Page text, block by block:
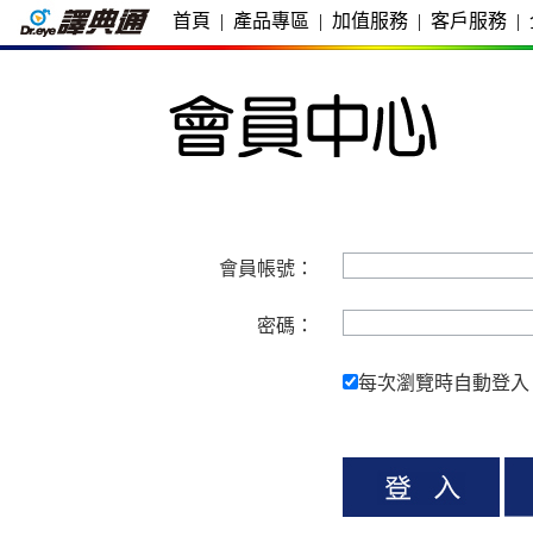
首頁 | 產品專區 | 加值服務 | 客戶服務 |
會員帳號：
密碼：
每次瀏覽時自動登入